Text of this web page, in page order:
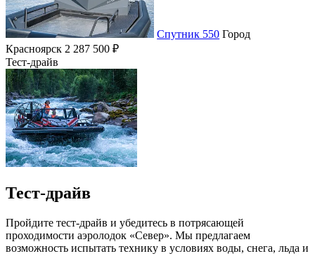
Спутник 550 Город
Красноярск 2 287 500 ₽
Тест-драйв
Тест-драйв
Пройдите тест-драйв и убедитесь в потрясающей
проходимости аэролодок «Север». Мы предлагаем
возможность испытать технику в условиях воды, снега, льда и